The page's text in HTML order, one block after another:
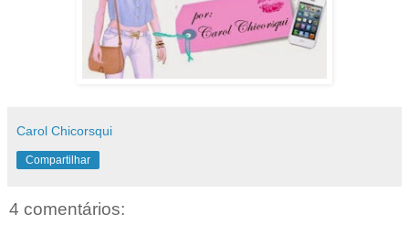
Carol Chicorsqui
Compartilhar
4 comentários: